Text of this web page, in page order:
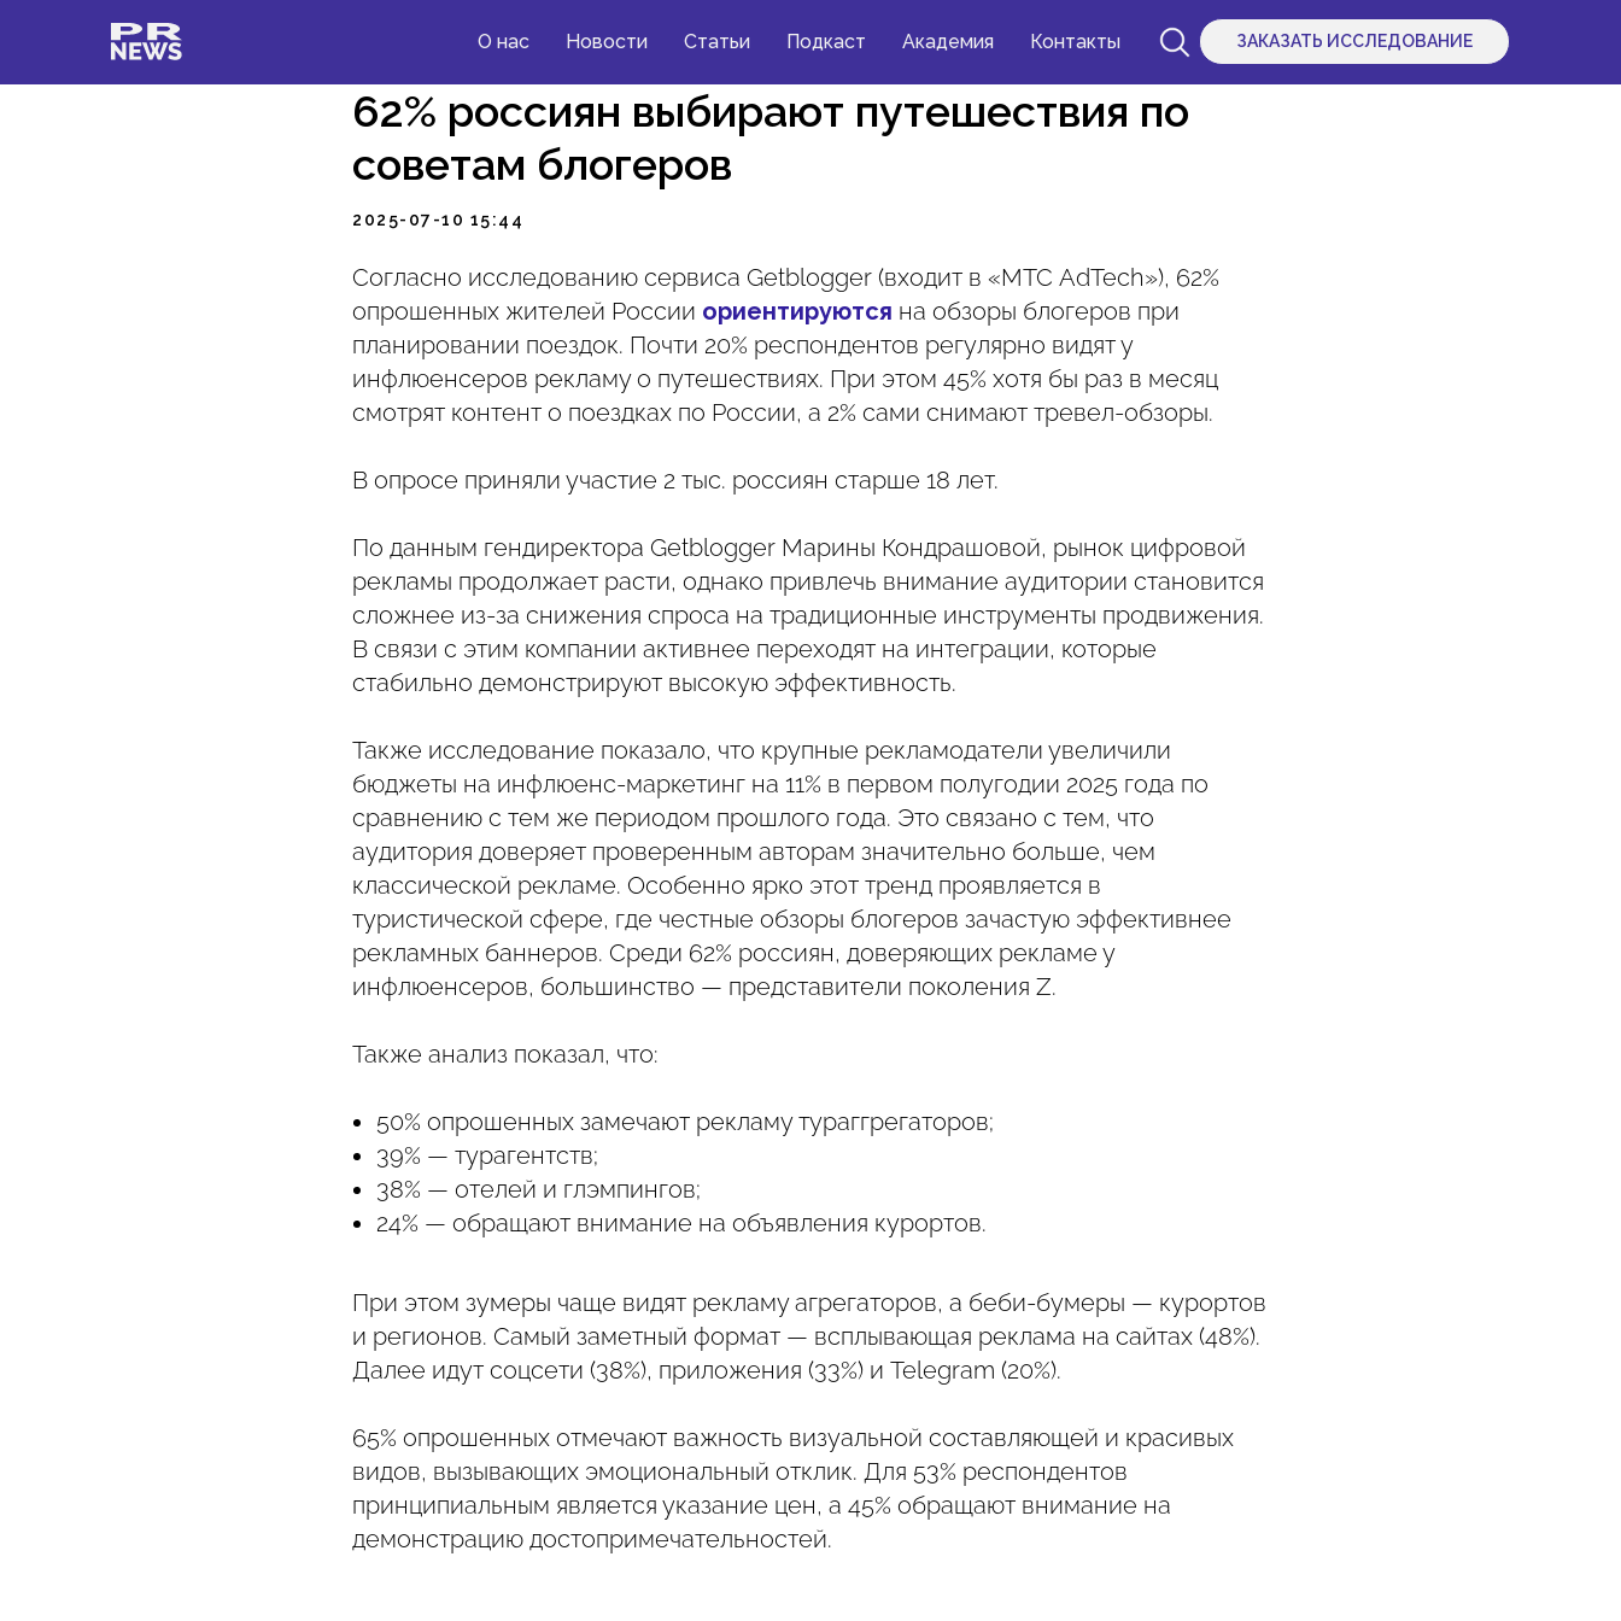
О нас Новости Статьи Подкаст Академия Контакты ЗАКАЗАТЬ ИССЛЕДОВАНИЕ
62% россиян выбирают путешествия по
советам блогеров
2025-07-10 15:44
Согласно исследованию сервиса Getblogger (входит в «МТС AdTech»), 62%
опрошенных жителей России ориентируются на обзоры блогеров при
планировании поездок. Почти 20% респондентов регулярно видят у
инфлюенсеров рекламу о путешествиях. При этом 45% хотя бы раз в месяц
смотрят контент о поездках по России, а 2% сами снимают тревел-обзоры.
В опросе приняли участие 2 тыс. россиян старше 18 лет.
По данным гендиректора Getblogger Марины Кондрашовой, рынок цифровой
рекламы продолжает расти, однако привлечь внимание аудитории становится
сложнее из-за снижения спроса на традиционные инструменты продвижения.
В связи с этим компании активнее переходят на интеграции, которые
стабильно демонстрируют высокую эффективность.
Также исследование показало, что крупные рекламодатели увеличили
бюджеты на инфлюенс-маркетинг на 11% в первом полугодии 2025 года по
сравнению с тем же периодом прошлого года. Это связано с тем, что
аудитория доверяет проверенным авторам значительно больше, чем
классической рекламе. Особенно ярко этот тренд проявляется в
туристической сфере, где честные обзоры блогеров зачастую эффективнее
рекламных баннеров. Среди 62% россиян, доверяющих рекламе у
инфлюенсеров, большинство — представители поколения Z.
Также анализ показал, что:
50% опрошенных замечают рекламу тураггрегаторов;
39% — турагентств;
38% — отелей и глэмпингов;
24% — обращают внимание на объявления курортов.
При этом зумеры чаще видят рекламу агрегаторов, а беби-бумеры — курортов
и регионов. Самый заметный формат — всплывающая реклама на сайтах (48%).
Далее идут соцсети (38%), приложения (33%) и Telegram (20%).
65% опрошенных отмечают важность визуальной составляющей и красивых
видов, вызывающих эмоциональный отклик. Для 53% респондентов
принципиальным является указание цен, а 45% обращают внимание на
демонстрацию достопримечательностей.